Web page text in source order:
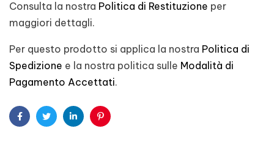
Consulta la nostra Politica di Restituzione per
maggiori dettagli.
Per questo prodotto si applica la nostra Politica di
Spedizione e la nostra politica sulle Modalità di
Pagamento Accettati.
FacebookTwitterLinkedinPinterest